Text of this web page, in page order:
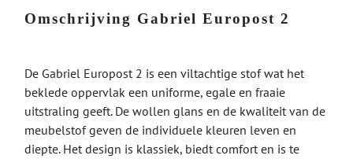
Omschrijving Gabriel Europost 2
De Gabriel Europost 2 is een viltachtige stof wat het
beklede oppervlak een uniforme, egale en fraaie
uitstraling geeft. De wollen glans en de kwaliteit van de
meubelstof geven de individuele kleuren leven en
diepte. Het design is klassiek, biedt comfort en is te